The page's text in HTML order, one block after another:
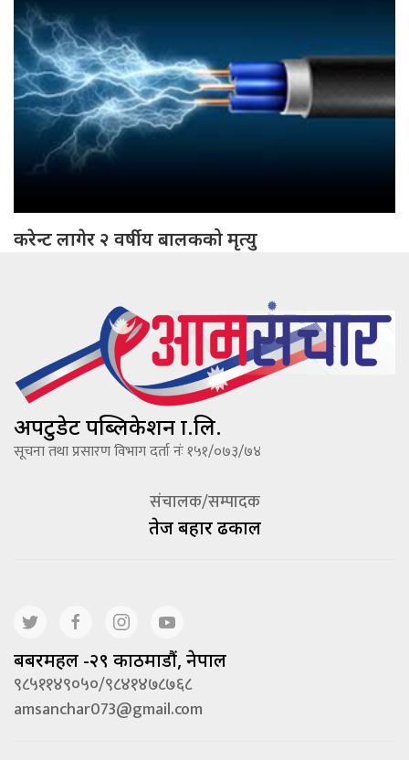
करेन्ट लागेर २ वर्षीय बालकको मृत्यु
अपटुडेट पब्लिकेशन प्रा.लि.
सूचना तथा प्रसारण विभाग दर्ता नंः १५१/०७३/७४
संचालक/सम्पादक
तेज बहादूर ढकाल
बबरमहल -२९ काठमाडौं, नेपाल
९८५११४९०५०/९८४१४७८७६८
amsanchar073@gmail.com